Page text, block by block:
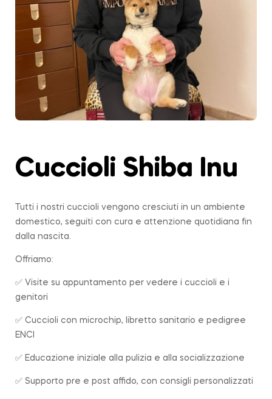
Cuccioli Shiba Inu
Tutti i nostri cuccioli vengono cresciuti in un ambiente
domestico, seguiti con cura e attenzione quotidiana fin
dalla nascita.
Offriamo:
✅ Visite su appuntamento per vedere i cuccioli e i
genitori
✅ Cuccioli con microchip, libretto sanitario e pedigree
ENCI
✅ Educazione iniziale alla pulizia e alla socializzazione
✅ Supporto pre e post affido, con consigli personalizzati